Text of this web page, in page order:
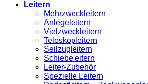
Leitern
Mehrzweckleitern
Anlegeleitern
Vielzweckleitern
Teleskopleitern
Seilzugleitern
Schiebeleitern
Leiter-Zubehör
Spezielle Leitern